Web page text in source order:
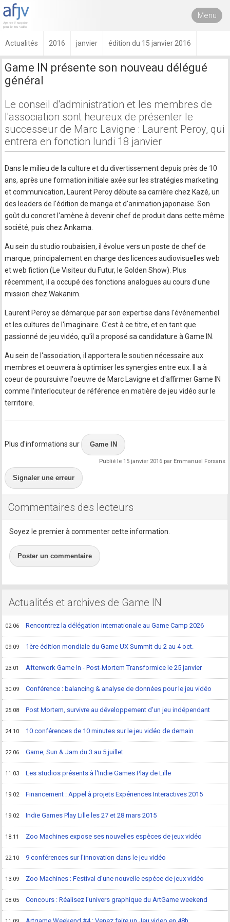
Menu
Actualités 2016 janvier édition du 15 janvier 2016
Game IN présente son nouveau délégué
général
Le conseil d'administration et les membres de
l'association sont heureux de présenter le
successeur de Marc Lavigne : Laurent Peroy, qui
entrera en fonction lundi 18 janvier
Dans le milieu de la culture et du divertissement depuis près de 10
ans, après une formation initiale axée sur les stratégies marketing
et communication, Laurent Peroy débute sa carrière chez Kazé, un
des leaders de l'édition de manga et d'animation japonaise. Son
goût du concret l'amène à devenir chef de produit dans cette même
société, puis chez Ankama.
Au sein du studio roubaisien, il évolue vers un poste de chef de
marque, principalement en charge des licences audiovisuelles web
et web fiction (Le Visiteur du Futur, le Golden Show). Plus
récemment, il a occupé des fonctions analogues au cours d'une
mission chez Wakanim.
Laurent Peroy se démarque par son expertise dans l'événementiel
et les cultures de l'imaginaire. C'est à ce titre, et en tant que
passionné de jeu vidéo, qu'il a proposé sa candidature à Game IN.
Au sein de l'association, il apportera le soutien nécessaire aux
membres et oeuvrera à optimiser les synergies entre eux. Il a à
coeur de poursuivre l'oeuvre de Marc Lavigne et d'affirmer Game IN
comme l'interlocuteur de référence en matière de jeu vidéo sur le
territoire.
Plus d'informations sur Game IN
Publié le 15 janvier 2016 par Emmanuel Forsans
Signaler une erreur
Commentaires des lecteurs
Soyez le premier à commenter cette information.
Poster un commentaire
Actualités et archives de Game IN
02.06 Rencontrez la délégation internationale au Game Camp 2026
09.09 1ère édition mondiale du Game UX Summit du 2 au 4 oct.
23.01 Afterwork Game In - Post-Mortem Transformice le 25 janvier
30.09 Conférence : balancing & analyse de données pour le jeu vidéo
25.08 Post Mortem, survivre au développement d'un jeu indépendant
24.10 10 conférences de 10 minutes sur le jeu vidéo de demain
22.06 Game, Sun & Jam du 3 au 5 juillet
11.03 Les studios présents à l'Indie Games Play de Lille
19.02 Financement : Appel à projets Expériences Interactives 2015
19.02 Indie Games Play Lille les 27 et 28 mars 2015
18.11 Zoo Machines expose ses nouvelles espèces de jeux vidéo
22.10 9 conférences sur l'innovation dans le jeu vidéo
13.09 Zoo Machines : Festival d'une nouvelle espèce de jeux vidéo
08.05 Concours : Réalisez l'univers graphique du ArtGame weekend